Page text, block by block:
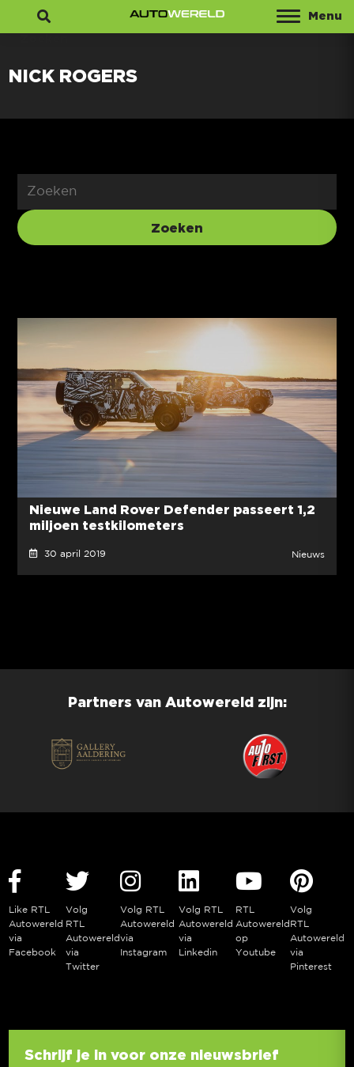
Menu
NICK ROGERS
Nieuwe Land Rover Defender passeert 1,2
miljoen testkilometers
30 april 2019 Nieuws
Partners van Autowereld zijn:
Like RTL
Autowereld
via
Facebook
Volg
RTL
Autowereld
via
Twitter
Volg RTL
Autowereld
via
Instagram
Volg RTL
Autowereld
via
Linkedin
RTL
Autowereld
op
Youtube
Volg
RTL
Autowereld
via
Pinterest
Schrijf je in voor onze nieuwsbrief